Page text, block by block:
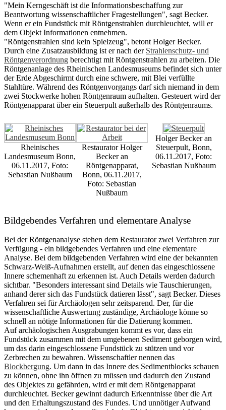
"Mein Kerngeschäft ist die Informationsbeschaffung zur
Beantwortung wissenschaftlicher Fragestellungen", sagt Becker.
Wenn er ein Fundstück mit Röntgenstrahlen durchleuchtet, will er
dem Objekt Informationen entnehmen.
"Röntgenstrahlen sind kein Spielzeug", betont Holger Becker.
Durch eine Zusatzausbildung ist er nach der Strahlenschutz- und
Röntgenverordnung berechtigt mit Röntgenstrahlen zu arbeiten. Die
Röntgenanlage des Rheinischen Landesmuseums befindet sich unter
der Erde Abgeschirmt durch eine schwere, mit Blei verfüllte
Stahltüre. Während des Röntgenvorgangs darf sich niemand in dem
zwei Stockwerke hohen Röntgenraum aufhalten. Gesteuert wird der
Röntgenapparat über ein Steuerpult außerhalb des Röntgenraums.
Rheinisches
Landesmuseum Bonn,
06.11.2017, Foto:
Sebastian Nußbaum
Restaurator Holger
Becker an
Röntgenapparat,
Bonn, 06.11.2017,
Foto: Sebastian
Nußbaum
Holger Becker an
Steuerpult, Bonn,
06.11.2017, Foto:
Sebastian Nußbaum
Bildgebendes Verfahren und elementare Analyse
Bei der Röntgenanalyse stehen dem Restaurator zwei Verfahren zur
Verfügung - ein bildgebendes Verfahren und eine elementare
Analyse. Bei dem bildgebenden Verfahren wird eine der bekannten
Schwarz-Weiß-Aufnahmen erstellt, auf denen das eingeschlossene
Innere schemenhaft zu erkennen ist. Auch Details werden dadurch
sichtbar. "Besonders interessant sind Details wie Tauschierungen,
anhand derer sich das Fundstück datieren lässt", sagt Becker. Dieses
Verfahren sei für Archäologen sehr zeitsparend. Der, für die
wissenschaftliche Auswertung zuständige, Archäologe könne so
schnell an nötige Informationen für die Datierung kommen.
Auf archäologischen Ausgrabungen kommt es vor, dass ein
Fundstück zusammen mit dem umgebenen Sediment geborgen wird,
um das darin eingeschlossene Fundstück zu stützen und vor
Zerbrechen zu bewahren. Wissenschaftler nennen das
Blockbergung. Um dann in das Innere des Sedimentblocks schauen
zu können, ohne ihn öffnen zu müssen und dadurch den Zustand
des Objektes zu gefährden, wird er mit dem Röntgenapparat
durchleuchtet. Becker gewinnt dadurch Erkenntnisse über die Art
und den Erhaltungszustand des Fundes. Und unnötiger Aufwand